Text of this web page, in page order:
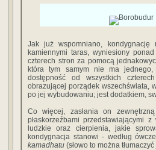
Jak już wspomniano, kondygnację
kamiennymi taras, wyniesiony
czterech stron za pomocą
która tym samym nie ma
dostępność od wszystkich
obrazującej porządek wszechświata,
po jej wybudowaniu; jest dodatkiem,
Co więcej, zasłania on
płaskorzeźbami przedstawiającymi
ludzkie oraz cierpienia, jakie
kondygnacja stanowi - według
kamadhatu (słowo to można